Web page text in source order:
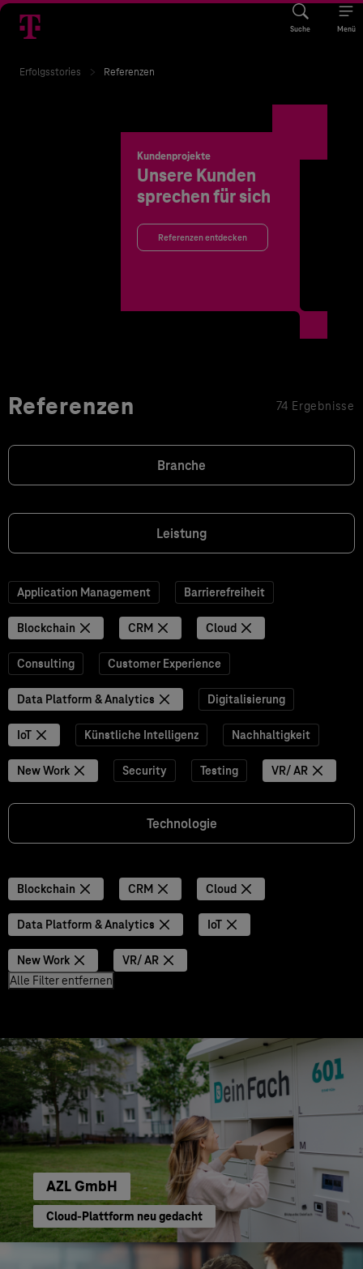
Suche Menü
Erfolgsstories Referenzen
Kundenprojekte
Unsere Kunden
sprechen für sich
Referenzen entdecken
Referenzen 74 Ergebnisse
Branche
Leistung
Application Management Barrierefreiheit
Blockchain CRM Cloud
Consulting Customer Experience
Data Platform & Analytics Digitalisierung
IoT Künstliche Intelligenz Nachhaltigkeit
New Work Security Testing VR/ AR
Technologie
Blockchain CRM Cloud
Data Platform & Analytics IoT
New Work
VR/ AR
Alle Filter entfernen
AZL GmbH
Cloud-Plattform neu gedacht